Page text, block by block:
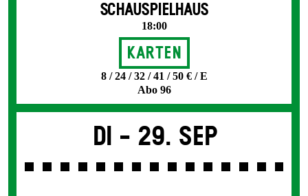
SCHAUSPIELHAUS
18:00
Karten
8 / 24 / 32 / 41 / 50 € / E
Abo 96
Di - 29. Sep